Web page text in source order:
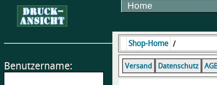
Home
Benutzername:
Shop-Home /
Versand Datenschutz